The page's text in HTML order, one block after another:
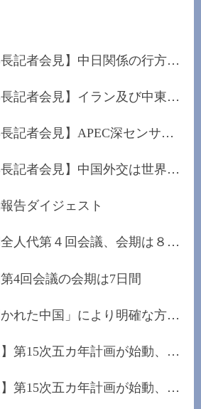
【王毅外交部部長記者会見】中日関係の行方は日本...
【王毅外交部部長記者会見】イラン及び中東に堅持...
【王毅外交部部長記者会見】APEC深センサミットを...
【王毅外交部部長記者会見】中国外交は世界的な混...
告ダイジェスト
中国の第１４期全人代第４回会議、会期は８日間
4回会議の会期は7日間
全国両会、「開かれた中国」により明確な方向性を...
【全国両会展望】第15次五カ年計画が始動、未来産...
【全国両会展望】第15次五カ年計画が始動、「安定...